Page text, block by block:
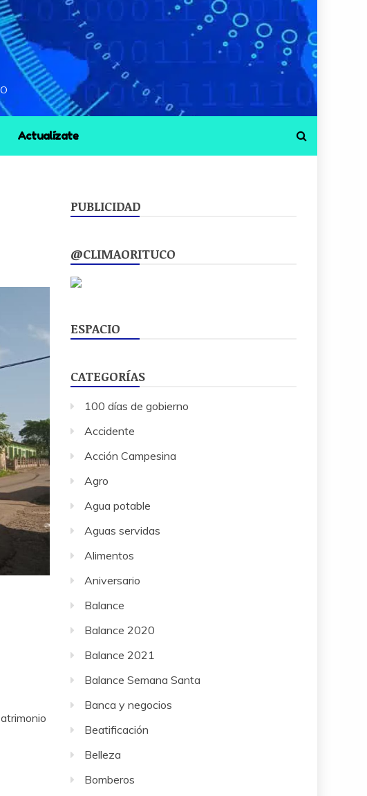
Actualízate
PUBLICIDAD
@CLIMAORITUCO
ESPACIO
CATEGORÍAS
100 días de gobierno
Accidente
Acción Campesina
Agro
Agua potable
Aguas servidas
Alimentos
Aniversario
Balance
Balance 2020
Balance 2021
Balance Semana Santa
Banca y negocios
Beatificación
Belleza
Bomberos